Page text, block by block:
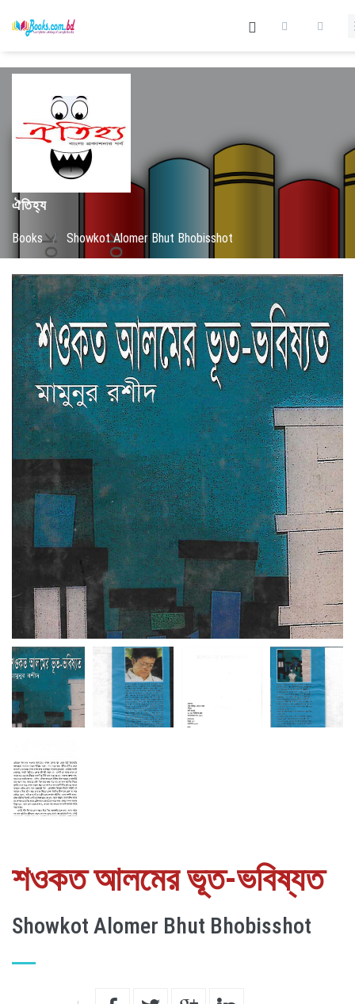
ঐতিহ্য
Books / Showkot Alomer Bhut Bhobisshot
শওকত আলমের ভূত-ভবিষ্যত
Showkot Alomer Bhut Bhobisshot